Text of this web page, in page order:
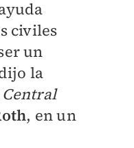
civiles
un
la
, en un